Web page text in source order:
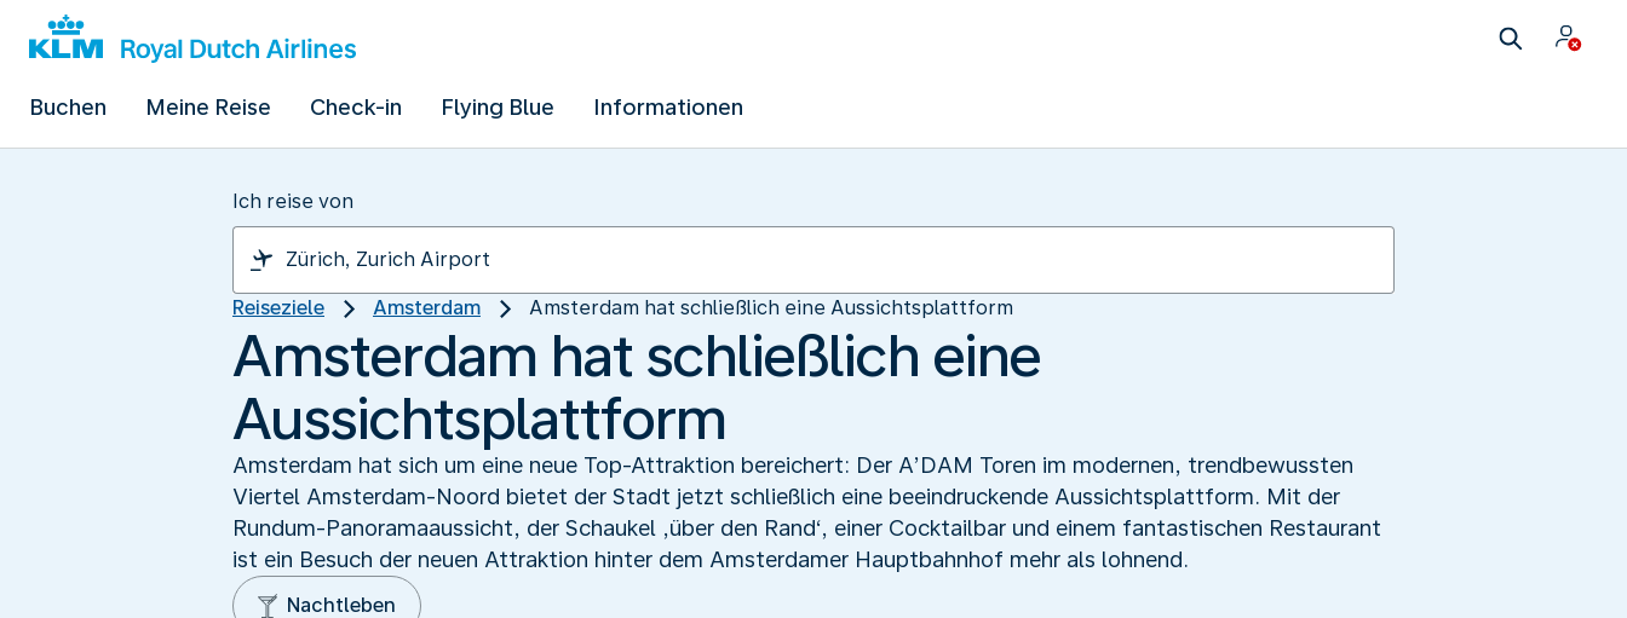
Buchen Meine Reise Check-in Flying Blue Informationen
Ich reise von
Reiseziele Amsterdam Amsterdam hat schließlich eine Aussichtsplattform
Amsterdam hat schließlich eine
Aussichtsplattform
Amsterdam hat sich um eine neue Top-Attraktion bereichert: Der A’DAM Toren im modernen, trendbewussten
Viertel Amsterdam-Noord bietet der Stadt jetzt schließlich eine beeindruckende Aussichtsplattform. Mit der
Rundum-Panoramaaussicht, der Schaukel ‚über den Rand‘, einer Cocktailbar und einem fantastischen Restaurant
ist ein Besuch der neuen Attraktion hinter dem Amsterdamer Hauptbahnhof mehr als lohnend.
Nachtleben